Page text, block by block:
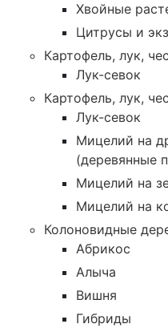
Хвойные
Цитрусы и
Картофель, лук,
Лук-севок
Картофель, лук,
Лук-севок
Мицелий на
(деревянные
Мицелий на
Мицелий на
Колоновидные
Абрикос
Алыча
Вишня
Гибриды